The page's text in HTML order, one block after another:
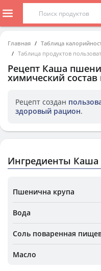
Главная
Таблица
Таблица продуктов
Рецепт Каша
химический
Рецепт создан
здоровый рацион.
Ингредиенты
Пшенична крупа
Вода
Соль поваренная
Масло